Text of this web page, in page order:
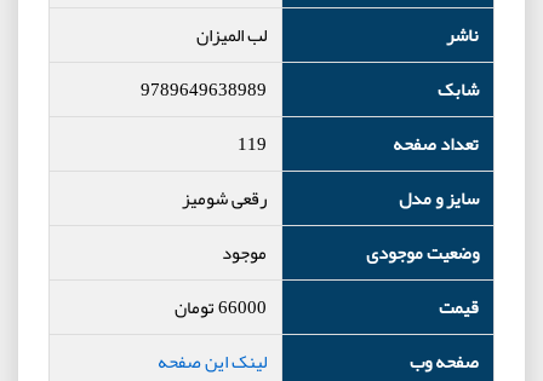
ناشر
لب المیزان
شابک
9789649638989
تعداد صفحه
119
سایز و مدل
رقعی شومیز
وضعیت موجودی
موجود
قیمت
66000تومان
صفحه وب
لینک این صفحه